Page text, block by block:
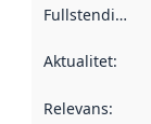
Fullstendigheit
Aktualitet:
Relevans: